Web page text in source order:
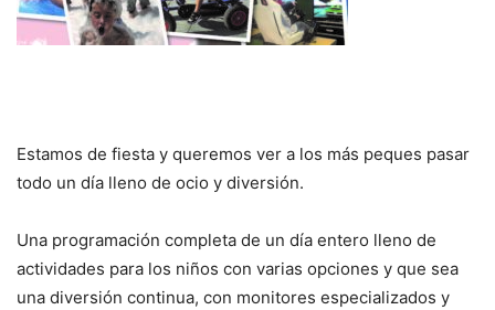
Estamos de fiesta y queremos ver a los más peques pasar
todo un día lleno de ocio y diversión.
Una programación completa de un día entero lleno de
actividades para los niños con varias opciones y que sea
una diversión continua, con monitores especializados y